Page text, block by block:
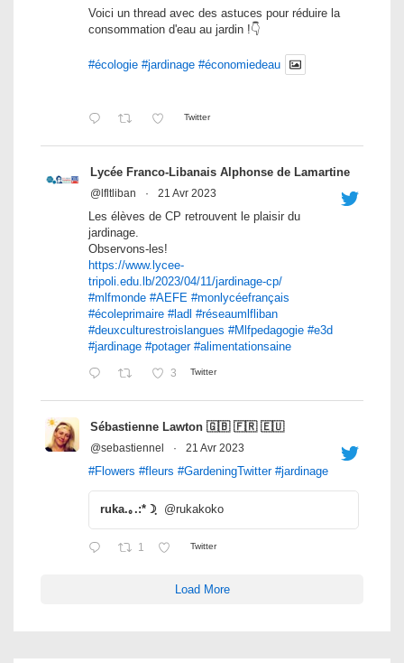
Voici un thread avec des astuces pour réduire la
consommation d'eau au jardin !👇
#écologie #jardinage #économiedeau
Twitter
Lycée Franco-Libanais Alphonse de Lamartine
@lfltliban · 21 Avr 2023
Les élèves de CP retrouvent le plaisir du
jardinage.
Observons-les!
https://www.lycee-
tripoli.edu.lb/2023/04/11/jardinage-cp/
#mlfmonde #AEFE #monlycéefrançais
#écoleprimaire #ladl #réseaumlfliban
#deuxculturestroislangues #Mlfpedagogie #e3d
#jardinage #potager #alimentationsaine
3 Twitter
Sébastienne Lawton 🇬🇧 🇫🇷 🇪🇺
@sebastiennel · 21 Avr 2023
#Flowers #fleurs #GardeningTwitter #jardinage
ruka.｡.:*☽ฺ @rukakoko
1 Twitter
Load More